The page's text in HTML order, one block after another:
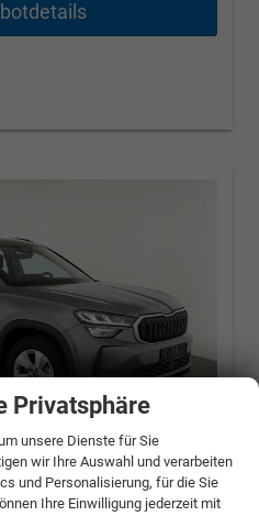
110 kW Selection
Privatsphäre
unsere Dienste für Sie
wir Ihre Auswahl und verarbeiten
und Personalisierung, für die Sie
Ihre Einwilligung jederzeit mit